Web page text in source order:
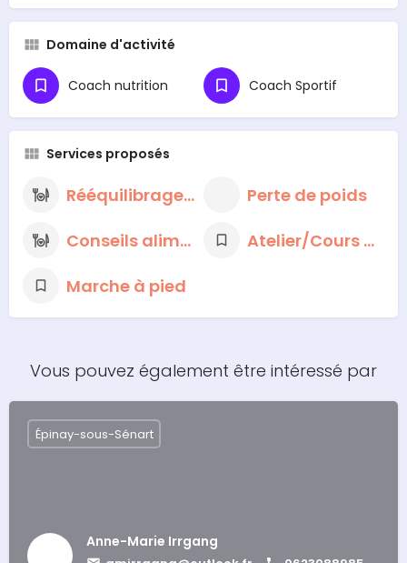
Domaine d'activité
Coach nutrition Coach Sportif
Services proposés
Rééquilibrage alimentaire
Perte de poids
Conseils alimentaires nutritionnels
Atelier/Cours de cuisine
Marche à pied
Vous pouvez également être intéressé par
Anne-Marie Irrgang
Épinay-sous-Sénart